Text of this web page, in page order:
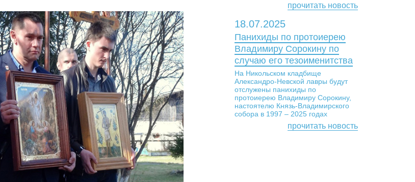
прочитать новость
18.07.2025
Панихиды по протоиерею
Владимиру Сорокину по
случаю его тезоименитства
На Никольском кладбище
Александро-Невской лавры будут
отслужены панихиды по
протоиерею Владимиру Сорокину,
настоятелю Князь-Владимирского
собора в 1997 – 2025 годах
прочитать новость